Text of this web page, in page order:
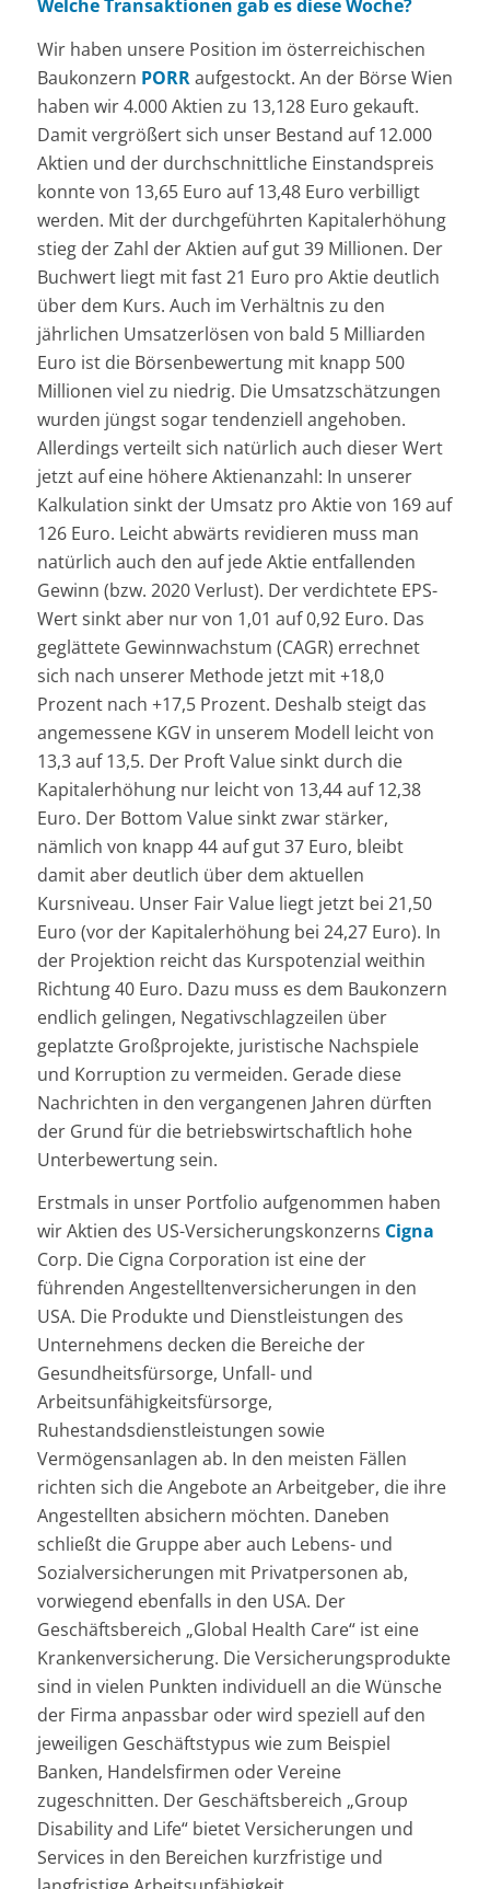
Welche Transaktionen gab es diese Woche?
Wir haben unsere Position im österreichischen
Baukonzern PORRaufgestockt. An der Börse Wien
haben wir 4.000 Aktien zu 13,128 Euro gekauft.
Damit vergrößert sich unser Bestand auf 12.000
Aktien und der durchschnittliche Einstandspreis
konnte von 13,65 Euro auf 13,48 Euro verbilligt
werden. Mit der durchgeführten Kapitalerhöhung
stieg der Zahl der Aktien auf gut 39 Millionen. Der
Buchwert liegt mit fast 21 Euro pro Aktie deutlich
über dem Kurs. Auch im Verhältnis zu den
jährlichen Umsatzerlösen von bald 5 Milliarden
Euro ist die Börsenbewertung mit knapp 500
Millionen viel zu niedrig. Die Umsatzschätzungen
wurden jüngst sogar tendenziell angehoben.
Allerdings verteilt sich natürlich auch dieser Wert
jetzt auf eine höhere Aktienanzahl: In unserer
Kalkulation sinkt der Umsatz pro Aktie von 169 auf
126 Euro. Leicht abwärts revidieren muss man
natürlich auch den auf jede Aktie entfallenden
Gewinn (bzw. 2020 Verlust). Der verdichtete EPS-
Wert sinkt aber nur von 1,01 auf 0,92 Euro. Das
geglättete Gewinnwachstum (CAGR) errechnet
sich nach unserer Methode jetzt mit +18,0
Prozent nach +17,5 Prozent. Deshalb steigt das
angemessene KGV in unserem Modell leicht von
13,3 auf 13,5. Der Proft Value sinkt durch die
Kapitalerhöhung nur leicht von 13,44 auf 12,38
Euro. Der Bottom Value sinkt zwar stärker,
nämlich von knapp 44 auf gut 37 Euro, bleibt
damit aber deutlich über dem aktuellen
Kursniveau. Unser Fair Value liegt jetzt bei 21,50
Euro (vor der Kapitalerhöhung bei 24,27 Euro). In
der Projektion reicht das Kurspotenzial weithin
Richtung 40 Euro. Dazu muss es dem Baukonzern
endlich gelingen, Negativschlagzeilen über
geplatzte Großprojekte, juristische Nachspiele
und Korruption zu vermeiden. Gerade diese
Nachrichten in den vergangenen Jahren dürften
der Grund für die betriebswirtschaftlich hohe
Unterbewertung sein.
Erstmals in unser Portfolio aufgenommen haben
wir Aktien des US-Versicherungskonzerns Cigna
Corp. Die Cigna Corporation ist eine der
führenden Angestelltenversicherungen in den
USA. Die Produkte und Dienstleistungen des
Unternehmens decken die Bereiche der
Gesundheitsfürsorge, Unfall- und
Arbeitsunfähigkeitsfürsorge,
Ruhestandsdienstleistungen sowie
Vermögensanlagen ab. In den meisten Fällen
richten sich die Angebote an Arbeitgeber, die ihre
Angestellten absichern möchten. Daneben
schließt die Gruppe aber auch Lebens- und
Sozialversicherungen mit Privatpersonen ab,
vorwiegend ebenfalls in den USA. Der
Geschäftsbereich „Global Health Care“ ist eine
Krankenversicherung. Die Versicherungsprodukte
sind in vielen Punkten individuell an die Wünsche
der Firma anpassbar oder wird speziell auf den
jeweiligen Geschäftstypus wie zum Beispiel
Banken, Handelsfirmen oder Vereine
zugeschnitten. Der Geschäftsbereich „Group
Disability and Life“ bietet Versicherungen und
Services in den Bereichen kurzfristige und